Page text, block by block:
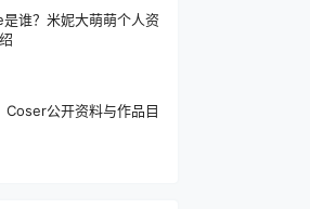
谁？米妮大萌萌个人资
Coser公开资料与作品目